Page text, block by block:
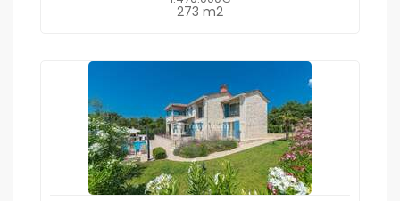
273 m2